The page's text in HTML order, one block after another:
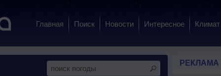
Главная Поиск Новости Интересное Климат
РЕКЛАМА